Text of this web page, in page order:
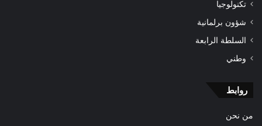
تكنولوجيا
شؤون برلمانية
السلطة الرابعة
وطني
روابط
من نحن